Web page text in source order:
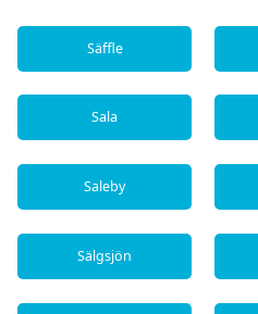
Säffle
Sala
Saleby
Sälgsjön